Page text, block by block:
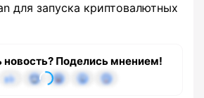
для запуска криптовалютных
новость? Поделись мнением!